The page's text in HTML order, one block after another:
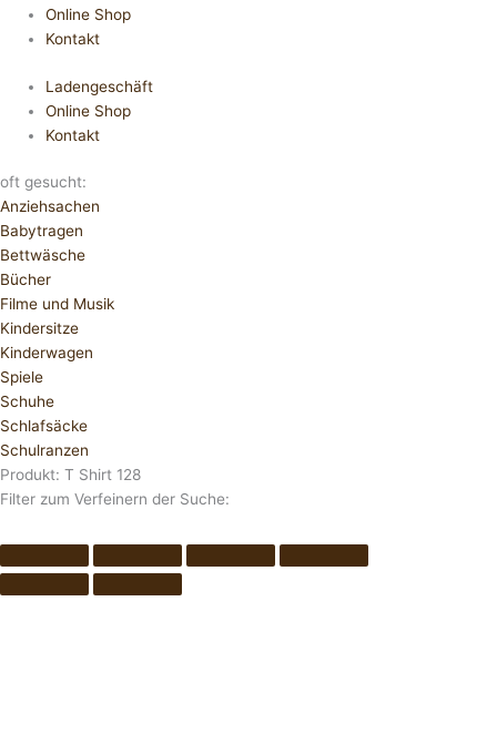
Online Shop
Kontakt
Ladengeschäft
Online Shop
Kontakt
oft gesucht:
Anziehsachen
Babytragen
Bettwäsche
Bücher
Filme und Musik
Kindersitze
Kinderwagen
Spiele
Schuhe
Schlafsäcke
Schulranzen
Produkt: T Shirt 128
Filter zum Verfeinern der Suche: